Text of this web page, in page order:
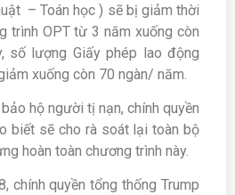
– Toán học ) sẽ bị giảm thời
trình OPT từ 3 năm xuống còn
số lượng Giấy phép lao động
xuống còn 70 ngàn/ năm.
hộ người tị nạn, chính quyền
biết sẽ cho rà soát lại toàn bộ
hoàn toàn chương trình này.
chính quyền tổng thống Trump